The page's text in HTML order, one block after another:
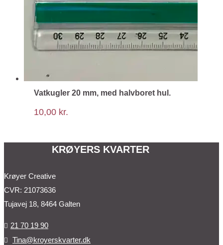
Vatkugler 20 mm, med halvboret hul.
10,00 kr.
KRØYERS KVARTER
Krøyer Creative
CVR: 21073636
Tujavej 18, 8464 Galten
 21 70 19 90
 Tina@kroyerskvarter.dk